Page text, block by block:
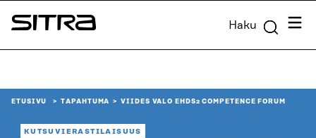
Siirry
suoraan
Sitra Haku
ETUSIVU TAPAHTUMA VIIDES VALO EHDS2 COMPETENCE FORUM
KUTSUVIERASTILAISUUS